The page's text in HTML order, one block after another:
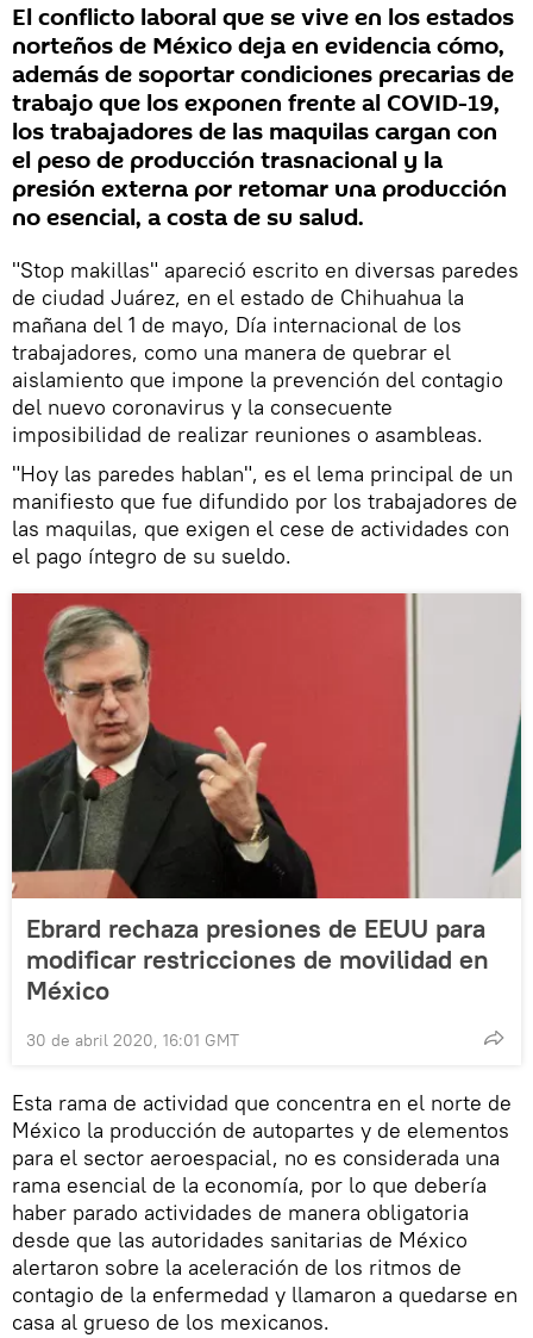
El conflicto laboral que se vive en los estados
norteños de México deja en evidencia cómo,
además de soportar condiciones precarias de
trabajo que los exponen frente al COVID-19,
los trabajadores de las maquilas cargan con
el peso de producción trasnacional y la
presión externa por retomar una producción
no esencial, a costa de su salud.
"Stop makillas" apareció escrito en diversas paredes
de ciudad Juárez, en el estado de Chihuahua la
mañana del 1 de mayo, Día internacional de los
trabajadores, como una manera de quebrar el
aislamiento que impone la prevención del contagio
del nuevo coronavirus y la consecuente
imposibilidad de realizar reuniones o asambleas.
"Hoy las paredes hablan", es el lema principal de un
manifiesto que fue difundido por los trabajadores de
las maquilas, que exigen el cese de actividades con
el pago íntegro de su sueldo.
Ebrard rechaza presiones de EEUU para
modificar restricciones de movilidad en
México
30 de abril 2020, 16:01 GMT
Esta rama de actividad que concentra en el norte de
México la producción de autopartes y de elementos
para el sector aeroespacial, no es considerada una
rama esencial de la economía, por lo que debería
haber parado actividades de manera obligatoria
desde que las autoridades sanitarias de México
alertaron sobre la aceleración de los ritmos de
contagio de la enfermedad y llamaron a quedarse en
casa al grueso de los mexicanos.